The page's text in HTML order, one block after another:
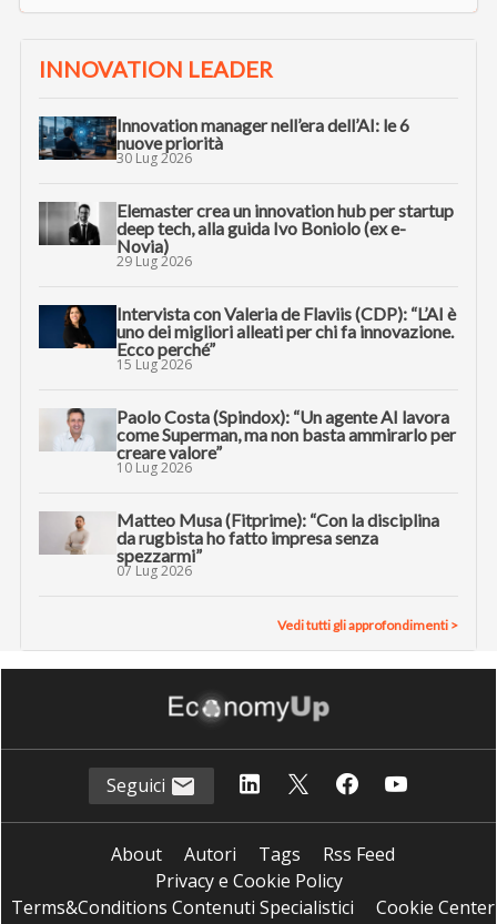
INNOVATION LEADER
Innovation manager nell’era dell’AI: le 6
nuove priorità
30 Lug 2026
Elemaster crea un innovation hub per startup
deep tech, alla guida Ivo Boniolo (ex e-
Novia)
29 Lug 2026
Intervista con Valeria de Flaviis (CDP): “L’AI è
uno dei migliori alleati per chi fa innovazione.
Ecco perché”
15 Lug 2026
Paolo Costa (Spindox): “Un agente AI lavora
come Superman, ma non basta ammirarlo per
creare valore”
10 Lug 2026
Matteo Musa (Fitprime): “Con la disciplina
da rugbista ho fatto impresa senza
spezzarmi”
07 Lug 2026
Vedi tutti gli approfondimenti >
Seguici
About Autori Tags
Rss Feed
Privacy e Cookie Policy
Terms&Conditions Contenuti Specialistici
Cookie Center